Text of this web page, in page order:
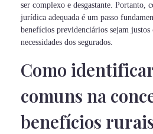
ser complexo e desgastante. Portanto,
jurídica adequada é um passo
benefícios previdenciários sejam justos
necessidades dos segurados.
Como
comuns na
benefícios